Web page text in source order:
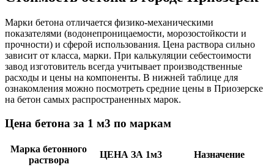
Марки бетона отличается физико-механическими
показателями (водонепроницаемости, морозостойкости и
прочности) и сферой использования. Цена раствора сильно
зависит от класса, марки. При калькуляции себестоимости
завод изготовитель всегда учитывает производственные
расходы и цены на компоненты. В нижней таблице для
ознакомления можно посмотреть средние цены в Приозерске
на бетон самых распространенных марок.
Цена бетона за 1 м3 по маркам
Марка бетонного
раствора
ЦЕНА ЗА 1м3 Назначение